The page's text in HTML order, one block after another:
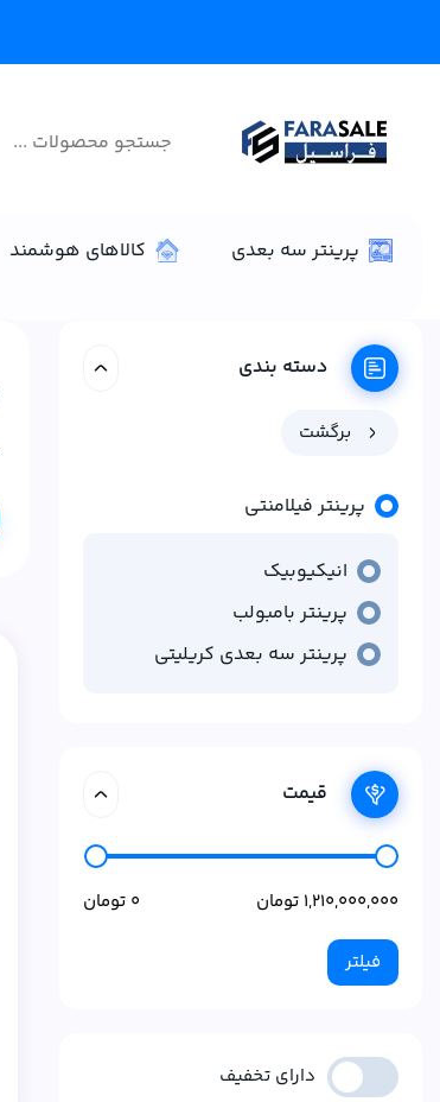
پرینتر سه بعدی کالاهای هوشمند
دسته بندی
برگشت
پرینتر فیلامنتی
انیکیوبیک
پرینتر بامبولب
پرینتر سه بعدی کریلیتی
قیمت
فیلتر
دارای تخفیف